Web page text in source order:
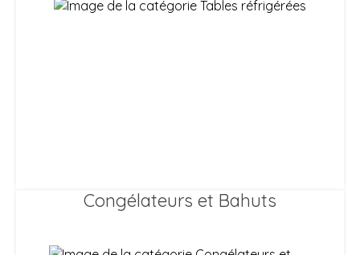
Congélateurs et Bahuts